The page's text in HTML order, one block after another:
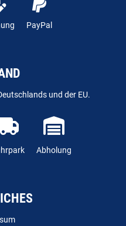
PayPal
und der EU.
Abholung